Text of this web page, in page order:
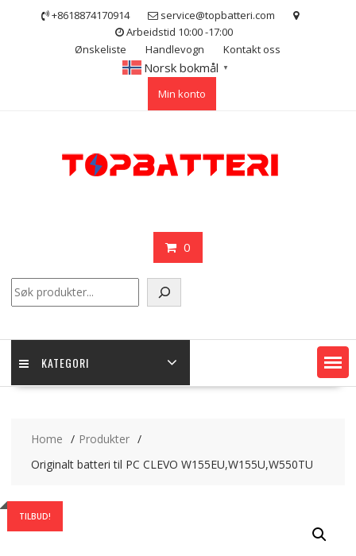
+8618874170914
service@topbatteri.com
Arbeidstid 10:00 -17:00
Ønskeliste
Handlevogn Kontakt oss
Norsk bokmål ▼
Min konto
0
KATEGORI
Home
Produkter
Originalt batteri til PC CLEVO W155EU,W155U,W550TU
TILBUD!